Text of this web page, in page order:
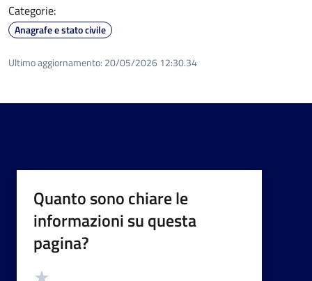
Categorie:
Anagrafe e stato civile
Ultimo aggiornamento: 20/05/2026 12:30.34
Quanto sono chiare le
informazioni su questa
pagina?
Valutazione